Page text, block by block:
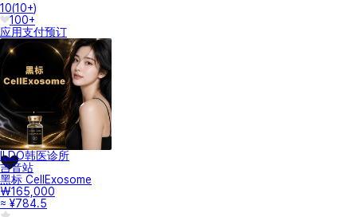
10(10+)
100+
应用支付预订
ILDO韩医诊所
吉音站
黑标 CellExosome
₩165,000
≈ ¥784.5